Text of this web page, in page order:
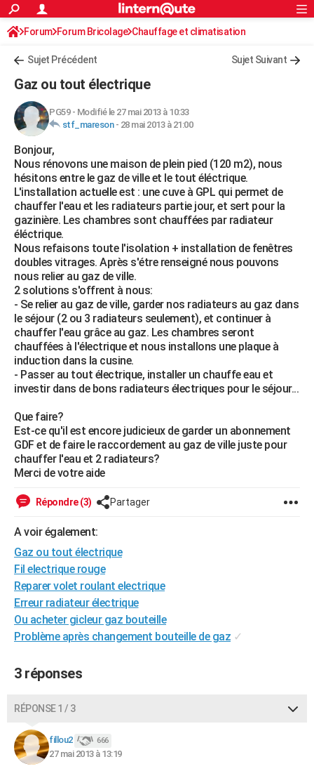
ACTUALITÉS
Politique
Société
Faits Divers
Education
Monde
Villes
+
FINANCE
Retraite
Impôts
Epargne
Immobilier
Risques naturels par ville
Banque
Assurance
Crédit
AUTO
Essais
Réserver un essai
Citadines
Berlines
SUV
Forum auto
+HIGH-TECH
Mobiles
Meilleur smartphone
Internet
Ordinateurs
Jeux vidéo
Guide high-tech
+BRICOLAGE
Forum
Aménagement intérieur
Extérieur
Cuisine
Salle de bains
Jardinage
Rangement
WEEK-END
Guides de France
Escapades
Patrimoine
Expositions
Musées
Week-end nature
+LIFESTYLE
Art de vivre
Modes de vie
SANTE
Alimentation
Guide de la santé
Maladies
Médicaments
Sommeil
VOYAGE
Destinations
City break
Voyage nature
Voyage de noces
Forum
Climat
+PHOTO
GUIDES D'ACHAT
BONS PLANS
CARTE DE VOEUX
Carte de Noël
Carte Bonne année
Carte Saint-Valentin
Carte Pâques
Carte d'anniversaire
DICTIONNAIRE
Dictionnaire
Biographies
Citations
Expressions
Proverbes
PROGRAMME TV
COPAINS D'AVANT
S'inscrire
Se connecter
Lycées
Collèges
Primaires
Universités
Entreprises
Service militaire
Avis de recherche
AVIS DE DÉCÈS
FORUM
Bricolage
Lifestyle
Culture
Sport
Auto
Television
Voyage
Cinema
Rechercher
S'inscrire
Connexion
Forum Forum Bricolage Chauffage et climatisation
Sujet Précédent Sujet Suivant
Gaz ou tout électrique
PG59- Modifié le 27 mai 2013 à 10:33
stf_mareson- 28 mai 2013 à 21:00
Bonjour,
Nous rénovons une maison de plein pied (120 m2), nous
hésitons entre le gaz de ville et le tout éléctrique.
L'installation actuelle est : une cuve à GPL qui permet de
chauffer l'eau et les radiateurs partie jour, et sert pour la
gazinière. Les chambres sont chauffées par radiateur
éléctrique.
Nous refaisons toute l'isolation + installation de fenêtres
doubles vitrages. Après s'étre renseigné nous pouvons
nous relier au gaz de ville.
2 solutions s'offrent à nous:
- Se relier au gaz de ville, garder nos radiateurs au gaz dans
le séjour (2 ou 3 radiateurs seulement), et continuer à
chauffer l'eau grâce au gaz. Les chambres seront
chauffées à l'électrique et nous installons une plaque à
induction dans la cusine.
- Passer au tout électrique, installer un chauffe eau et
investir dans de bons radiateurs électriques pour le séjour...
Que faire?
Est-ce qu'il est encore judicieux de garder un abonnement
GDF et de faire le raccordement au gaz de ville juste pour
chauffer l'eau et 2 radiateurs?
Merci de votre aide
Répondre (3) Partager
A voir également:
Gaz ou tout électrique
Fil electrique rouge
Reparer volet roulant electrique
Erreur radiateur électrique
Ou acheter gicleur gaz bouteille
Problème après changement bouteille de gaz ✓
3 réponses
RÉPONSE 1 / 3
fillou2 666
27 mai 2013 à 13:19